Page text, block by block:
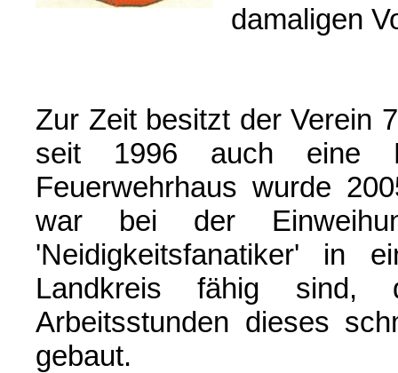
damaligen
Zur Zeit besitzt der Verein
seit 1996 auch eine
Feuerwehrhaus wurde
war bei der
'Neidigkeitsfanatiker' in
Landkreis fähig
Arbeitsstunden dieses
gebaut.